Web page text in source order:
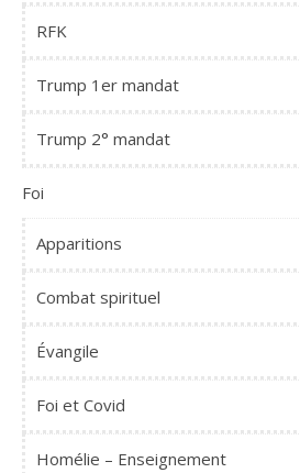
RFK
Trump 1er mandat
Trump 2° mandat
Foi
Apparitions
Combat spirituel
Évangile
Foi et Covid
Homélie – Enseignement